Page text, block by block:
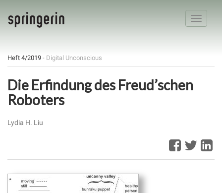
Toggle
Heft 4/2019 - Digital Unconscious
Die Erfindung des Freud’schen
Roboters
Lydia H. Liu